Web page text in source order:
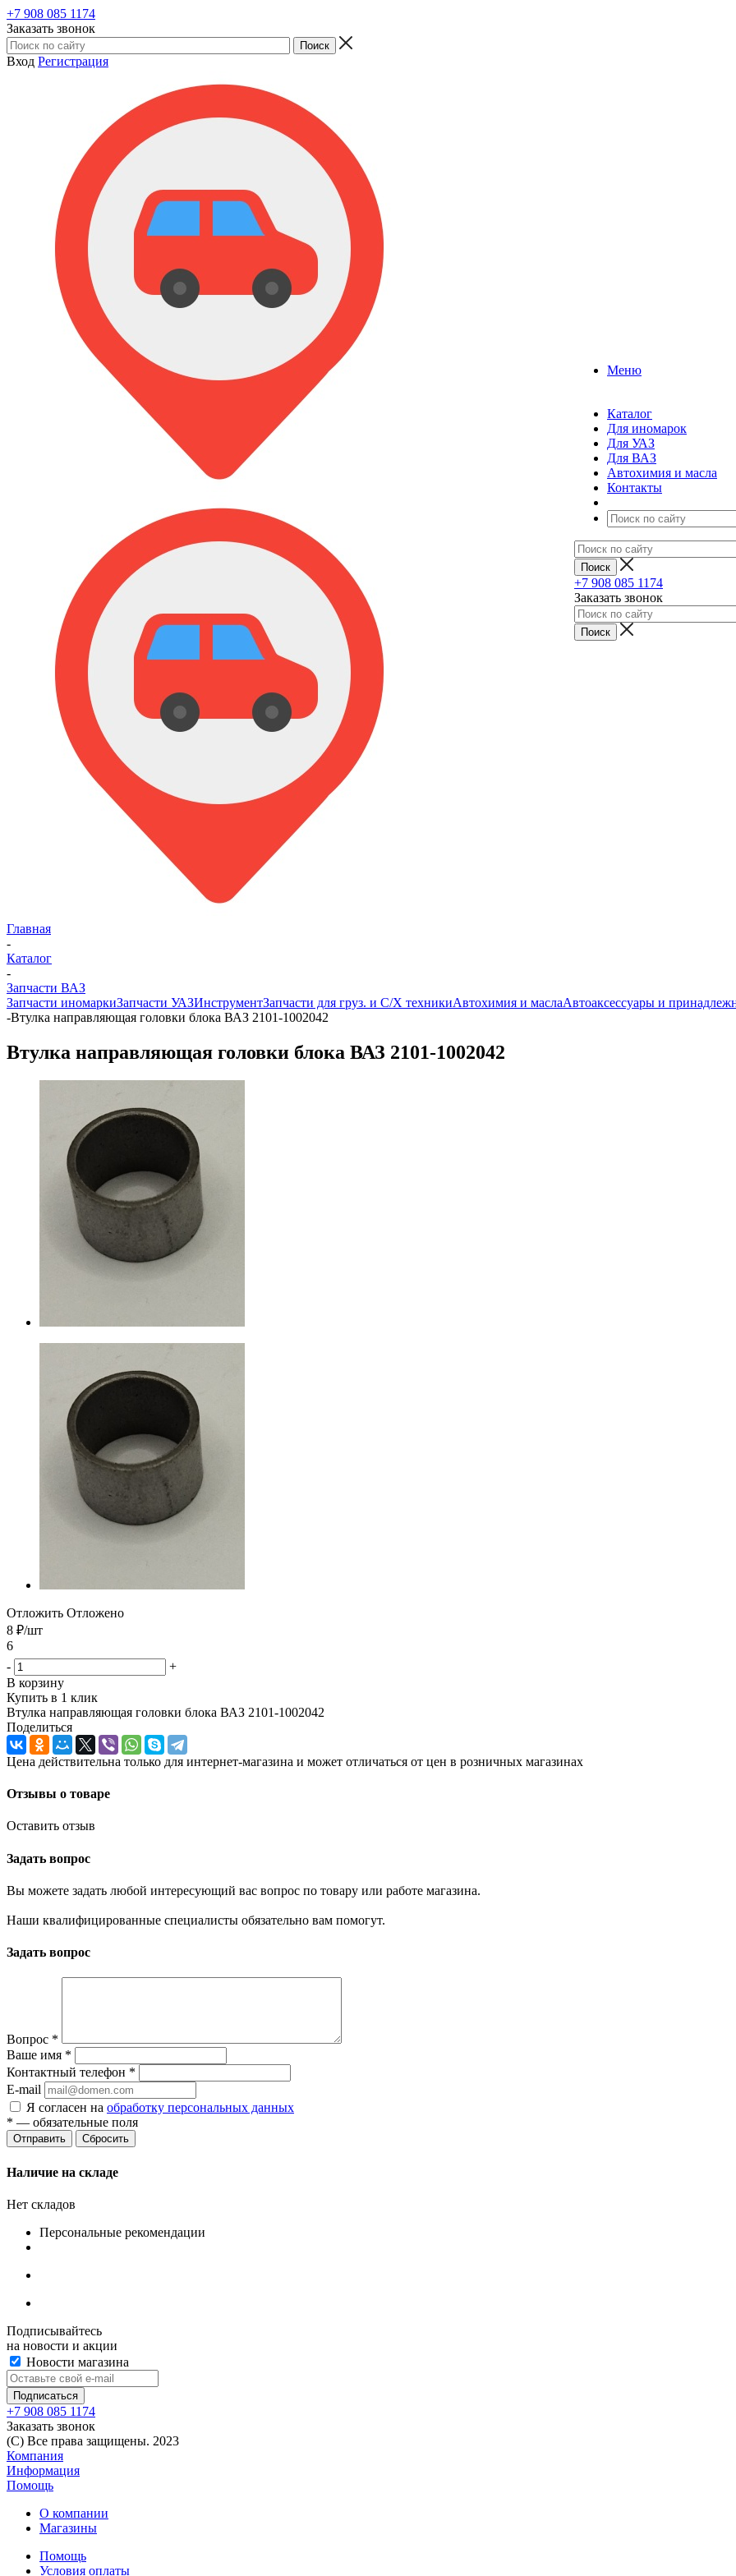
+7 908 085 1174
Заказать звонок
Вход Регистрация
Меню
Каталог
Для иномарок
Для УАЗ
Для ВАЗ
Автохимия и масла
Контакты
+7 908 085 1174
Заказать звонок
Главная
-
Каталог
-
Запчасти ВАЗ
Запчасти иномаркиЗапчасти УАЗИнструментЗапчасти для груз. и С/Х техникиАвтохимия и маслаАвтоаксессуары и
-Втулка направляющая головки блока ВАЗ 2101-1002042
Втулка направляющая головки блока ВАЗ 2101-1002042
Отложить Отложено
8 ₽/шт
6
-
+
В корзину
Купить в 1 клик
Втулка направляющая головки блока ВАЗ 2101-1002042
Поделиться
Цена действительна только для интернет-магазина и может отличаться от цен в розничных магазинах
Отзывы о товаре
Оставить отзыв
Задать вопрос
Вы можете задать любой интересующий вас вопрос по товару или работе магазина.
Наши квалифицированные специалисты обязательно вам помогут.
Задать вопрос
Вопрос *
Ваше имя *
Контактный телефон *
E-mail
Я согласен на обработку персональных данных
* — обязательные поля
Сбросить
Наличие на складе
Нет складов
Персональные рекомендации
Подписывайтесь
на новости и акции
Новости магазина
+7 908 085 1174
Заказать звонок
(C) Все права защищены. 2023
Компания
Информация
Помощь
О компании
Магазины
Помощь
Условия оплаты